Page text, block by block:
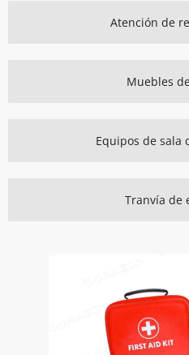
Atención de
Muebles
Equipos de sala
Tranvía de